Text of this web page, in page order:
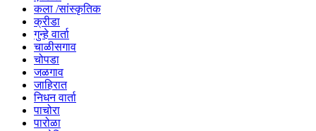
कला /सांस्कृतिक
क्रीडा
गुन्हे वार्ता
चाळीसगाव
चोपडा
जळगाव
जाहिरात
निधन वार्ता
पाचोरा
पारोळा